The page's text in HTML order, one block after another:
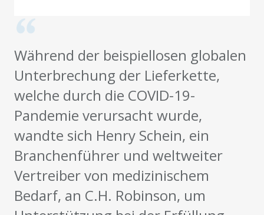
Während der beispiellosen globalen
Unterbrechung der Lieferkette,
welche durch die COVID-19-
Pandemie verursacht wurde,
wandte sich Henry Schein, ein
Branchenführer und weltweiter
Vertreiber von medizinischem
Bedarf, an C.H. Robinson, um